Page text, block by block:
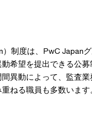
制度は、PwC Japan
希望を提出できる公募
異動によって、監査
ねる職員も多数います